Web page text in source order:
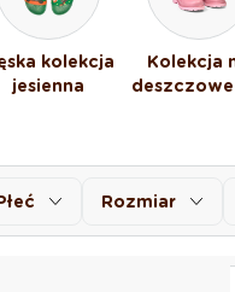
kolekcja
jesienna
Kolekcja
Rozmiar